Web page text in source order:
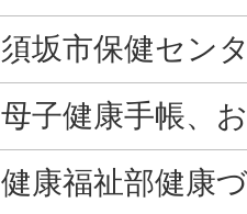
須坂市保健セン
母子健康手帳、
健康福祉部健康